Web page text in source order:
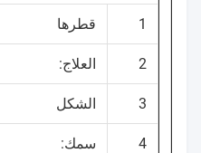
1 قطرها
2 العلاج:
3 الشكل
4 سمك: